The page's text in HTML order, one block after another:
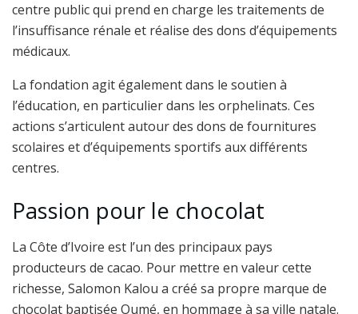
centre public qui prend en charge les traitements de
l’insuffisance rénale et réalise des dons d’équipements
médicaux.
La fondation agit également dans le soutien à
l’éducation, en particulier dans les orphelinats. Ces
actions s’articulent autour des dons de fournitures
scolaires et d’équipements sportifs aux différents
centres.
Passion pour le chocolat
La Côte d’Ivoire est l’un des principaux pays
producteurs de cacao. Pour mettre en valeur cette
richesse, Salomon Kalou a créé sa propre marque de
chocolat baptisée Oumé, en hommage à sa ville natale.